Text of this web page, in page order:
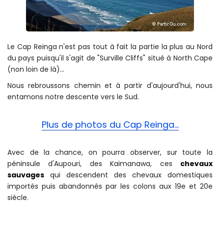
Le Cap Reinga n'est pas tout à fait la partie la plus au Nord
du pays puisqu'il s'agit de "Surville Cliffs" situé à North Cape
(non loin de là)...
Nous rebroussons chemin et à partir d'aujourd'hui, nous
entamons notre descente vers le Sud.
Plus de photos du Cap Reinga...
Avec de la chance, on pourra observer, sur toute la
péninsule d'Aupouri, des Kaimanawa, ces chevaux
sauvages qui descendent des chevaux domestiques
importés puis abandonnés par les colons aux 19e et 20e
siècle.